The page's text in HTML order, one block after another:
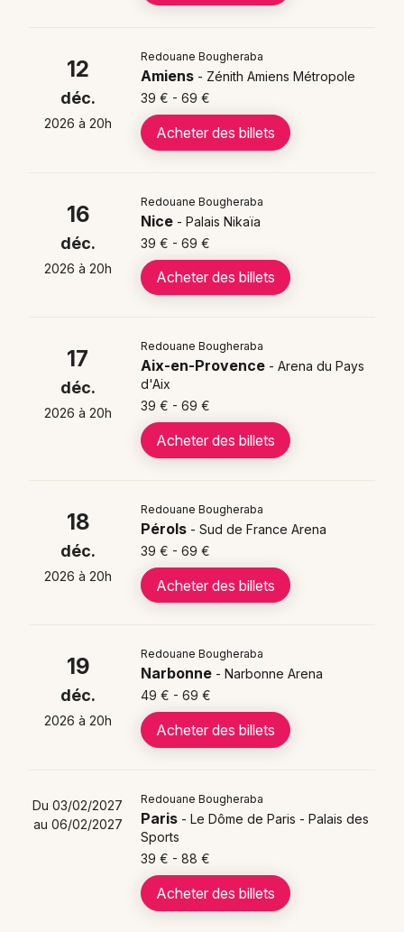
12
déc.
2026 à 20h
Redouane Bougheraba
Amiens - Zénith Amiens Métropole
39 € - 69 €
Acheter des billets
16
déc.
2026 à 20h
Redouane Bougheraba
Nice - Palais Nikaïa
39 € - 69 €
Acheter des billets
17
déc.
2026 à 20h
Redouane Bougheraba
Aix-en-Provence - Arena du Pays
d'Aix
39 € - 69 €
Acheter des billets
18
déc.
2026 à 20h
Redouane Bougheraba
Pérols - Sud de France Arena
39 € - 69 €
Acheter des billets
19
déc.
2026 à 20h
Redouane Bougheraba
Narbonne - Narbonne Arena
49 € - 69 €
Acheter des billets
Du 03/02/2027
au 06/02/2027
Redouane Bougheraba
Paris - Le Dôme de Paris - Palais des
Sports
39 € - 88 €
Acheter des billets